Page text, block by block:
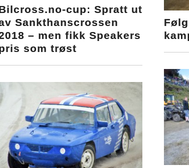
cup: Spratt ut
Sankthanscrossen
– men fikk Speakers
som trøst